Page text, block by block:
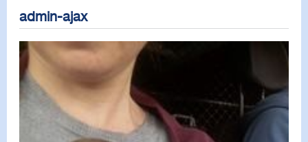
admin-ajax